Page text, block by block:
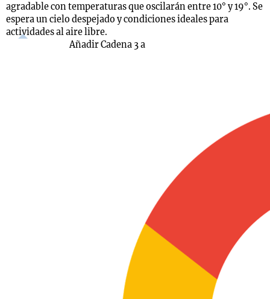
agradable con temperaturas que oscilarán entre 10° y 19°. Se
espera un cielo despejado y condiciones ideales para
actividades al aire libre.
Añadir Cadena 3 a